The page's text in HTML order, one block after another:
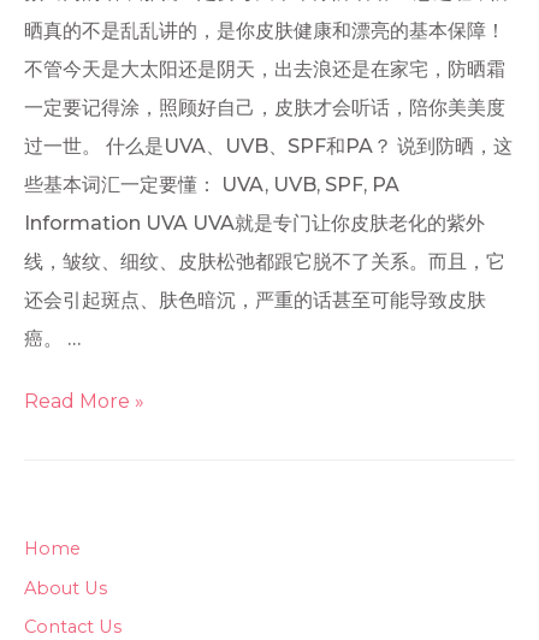
晒真的不是乱乱讲的，是你皮肤健康和漂亮的基本保障！
不管今天是大太阳还是阴天，出去浪还是在家宅，防晒霜
一定要记得涂，照顾好自己，皮肤才会听话，陪你美美度
过一世。 什么是UVA、UVB、SPF和PA？ 说到防晒，这
些基本词汇一定要懂： UVA, UVB, SPF, PA
Information UVA UVA就是专门让你皮肤老化的紫外
线，皱纹、细纹、皮肤松弛都跟它脱不了关系。而且，它
还会引起斑点、肤色暗沉，严重的话甚至可能导致皮肤
癌。 …
Read More »
Home
About Us
Contact Us